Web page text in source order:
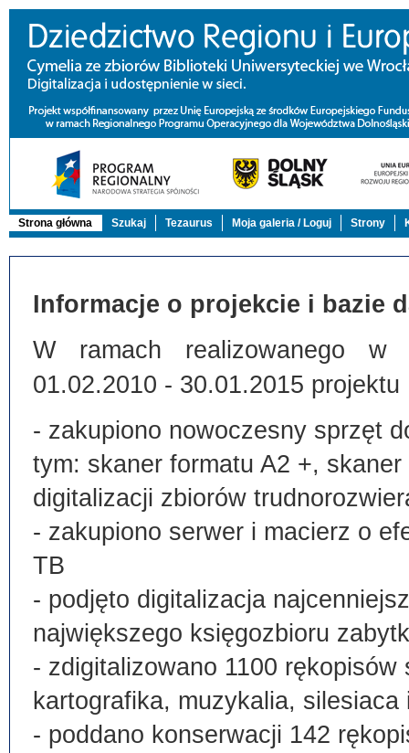
Strona główna Szukaj Tezaurus Moja galeria / Loguj Strony
Informacje o projekcie i bazie
W ramach realizowanego w
01.02.2010 - 30.01.2015 projektu
- zakupiono nowoczesny sprzęt
tym: skaner formatu A2 +,
digitalizacji zbiorów
- zakupiono serwer i macierz o
TB
- podjęto digitalizacja
największego księgozbioru
- zdigitalizowano 1100
kartografika, muzykalia, silesiaca
- poddano konserwacji 142